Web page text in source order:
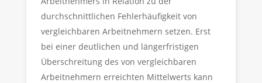
durchschnittlichen Fehlerhäufigkeit von
vergleichbaren Arbeitnehmern setzen. Erst
bei einer deutlichen und längerfristigen
Überschreitung des von vergleichbaren
Arbeitnehmern erreichten Mittelwerts kann